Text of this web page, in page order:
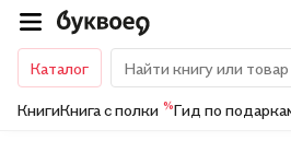
Каталог
КнигиКнига с полки %Гид по